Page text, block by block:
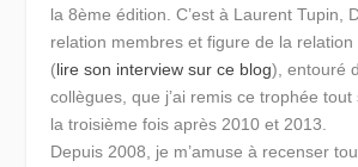
la 8ème édition. C’est à Laurent Tupin,
relation membres et figure de la
(lire son interview sur ce blog), entouré
collègues, que j’ai remis ce trophée
la troisième fois après 2010 et 2013.
Depuis 2008, je m’amuse à recenser